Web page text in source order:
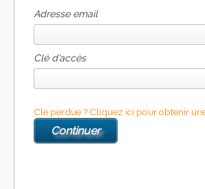
Adresse email
Clé d’accès
Clé perdue ? Cliquez ici pour obtenir